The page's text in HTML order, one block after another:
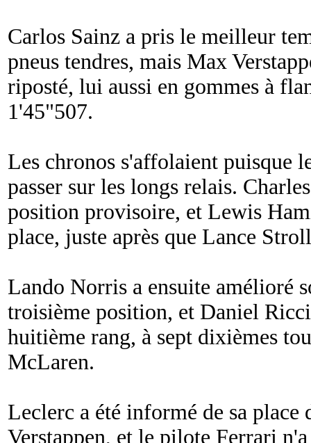
Carlos Sainz a pris le meilleur
pneus tendres, mais Max
riposté, lui aussi en gommes à
1'45"507.
Les chronos s'affolaient puisque
passer sur les longs relais.
position provisoire, et Lewis
place, juste après que Lance
Lando Norris a ensuite amélioré
troisième position, et Daniel
huitième rang, à sept dixièmes
McLaren.
Leclerc a été informé de sa place
Verstappen, et le pilote Ferrari